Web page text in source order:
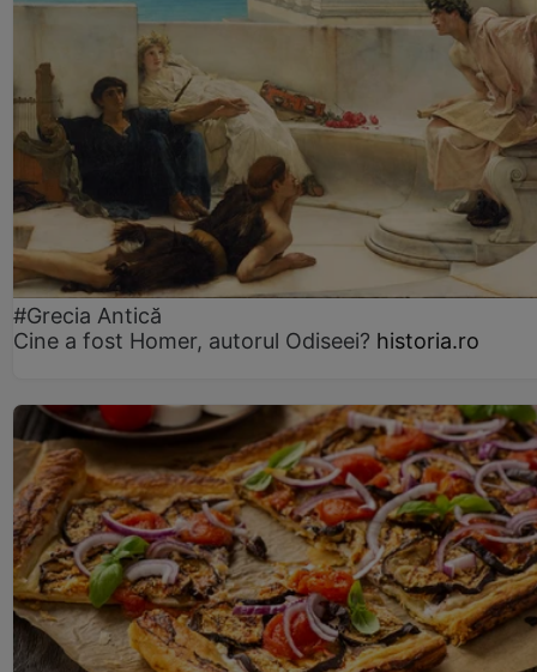
#Grecia Antică
Cine a fost Homer, autorul Odiseei? historia.ro